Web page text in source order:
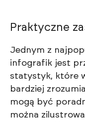
Praktyczne
Jednym z
infografik jest
statystyk, które
bardziej
mogą być
można